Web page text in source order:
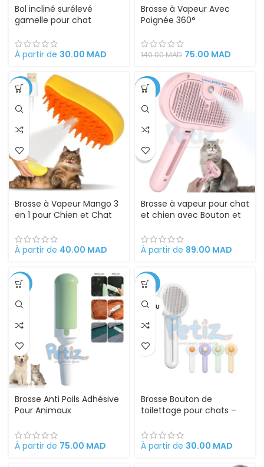
Bol incliné surélevé
gamelle pour chat
À partir de 30.00 MAD
Brosse à Vapeur Avec
Poignée 360°
140.00MAD 75.00 MAD
-71%
Brosse à Vapeur Mango 3
en 1 pour Chien et Chat
soin du pelage
À partir de 40.00 MAD
-26%
Brosse à vapeur pour chat
et chien avec Bouton et
À partir de 89.00 MAD
-17%
Brosse Anti Poils Adhésive
Pour Animaux
À partir de 75.00 MAD
-50%
VENDU
Brosse Bouton de
toilettage pour chats –
d’œuf
À partir de 30.00 MAD